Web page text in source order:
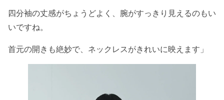
四分袖の丈感がちょうどよく、腕がすっきり見えるのもい
いですね。
首元の開きも絶妙で、ネックレスがきれいに映えます」